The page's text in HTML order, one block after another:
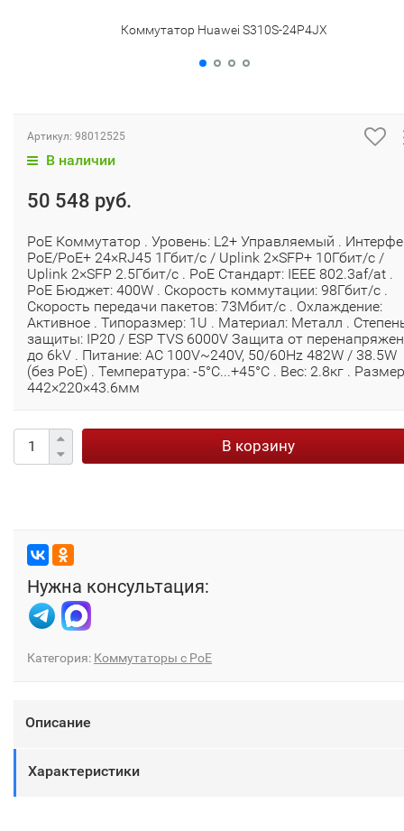
Коммутатор Huawei S310S-24P4JX
Артикул: 98012525
В наличии
50 548 руб.
PoE Коммутатор . Уровень: L2+ Управляемый .
PoE/PoE+ 24×RJ45 1Гбит/с / Uplink 2×SFP+ 10Гбит/с /
Uplink 2×SFP 2.5Гбит/с . PoE Стандарт: IEEE 802.3af/at .
PoE Бюджет: 400W . Скорость коммутации: 98Гбит/с .
Скорость передачи пакетов: 73Мбит/с . Охлаждение:
Активное . Типоразмер: 1U . Материал: Металл .
защиты: IP20 / ESP TVS 6000V Защита от
до 6kV . Питание: AC 100V~240V, 50/60Hz 482W / 38.5W
(без PoE) . Температура: -5°C...+45°C . Вес: 2.8кг .
442×220×43.6мм
В корзину
Нужна консультация:
Категория: Коммутаторы с PoE
Описание
Характеристики